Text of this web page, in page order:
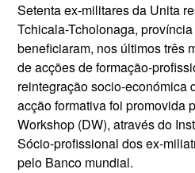
Setenta ex-militares da Unita
Tchicala-Tcholonaga,
beneficiaram, nos últimos três
de acções de formação-
reintegração socio-económica
acção formativa foi promovida
Workshop (DW), através do
Sócio-profissional dos ex-
pelo Banco mundial.